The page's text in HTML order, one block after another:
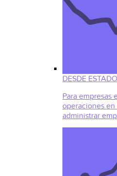
DESDE
Para empresas
operaciones
administrar